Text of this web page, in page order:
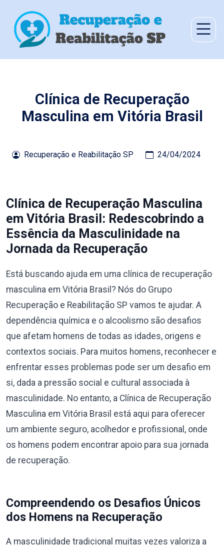
Clínica de Recuperação
Masculina em Vitória Brasil
Recuperação e Reabilitação SP 24/04/2024
Clínica de Recuperação Masculina
em Vitória Brasil: Redescobrindo a
Essência da Masculinidade na
Jornada da Recuperação
Está buscando ajuda em uma clínica de recuperação
masculina em Vitória Brasil? Nós do Grupo
Recuperação e Reabilitação SP vamos te ajudar. A
dependência química e o alcoolismo são desafios
que afetam homens de todas as idades, origens e
contextos sociais. Para muitos homens, reconhecer e
enfrentar esses problemas pode ser um desafio em
si, dada a pressão social e cultural associada à
masculinidade. No entanto, a Clínica de Recuperação
Masculina em Vitória Brasil está aqui para oferecer
um ambiente seguro, acolhedor e profissional, onde
os homens podem encontrar apoio para sua jornada
de recuperação.
Compreendendo os Desafios Únicos
dos Homens na Recuperação
A masculinidade tradicional muitas vezes valoriza a